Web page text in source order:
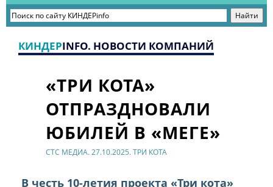
КИНДЕРINFO. НОВОСТИ КОМПАНИЙ
«ТРИ КОТА»
ОТПРАЗДНОВАЛИ
ЮБИЛЕЙ В «МЕГЕ»
СТС МЕДИА. 27.10.2025. ТРИ КОТА
В честь 10-летия проекта «Три кота»